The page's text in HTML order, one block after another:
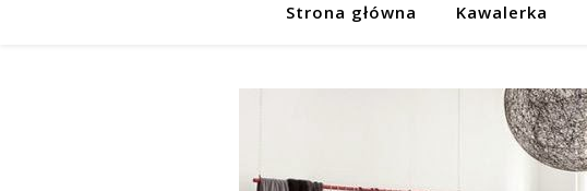
Strona główna Kawalerka